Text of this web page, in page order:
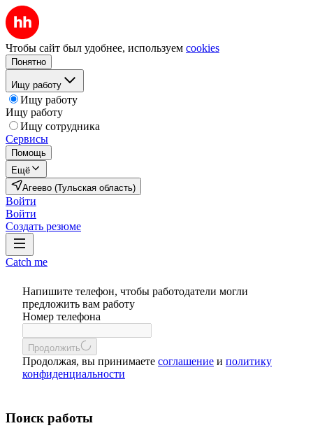
Чтобы сайт был удобнее, используем cookies
Понятно
Ищу работу
Ищу работу
Ищу работу
Ищу сотрудника
Сервисы
Помощь
Ещё
Агеево (Тульская область)
Войти
Войти
Создать резюме
Catch me
Напишите телефон, чтобы работодатели могли
предложить вам работу
Номер телефона
Продолжить
Продолжая, вы принимаете соглашение и политику
конфиденциальности
Поиск работы